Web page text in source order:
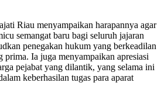
Riau menyampaikan harapannya agar
semangat baru bagi seluruh jajaran
penegakan hukum yang berkeadilan
prima. Ia juga menyampaikan apresiasi
pejabat yang dilantik, yang selama ini
keberhasilan tugas para aparat